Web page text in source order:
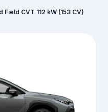
CVT 112 kW (153 CV)